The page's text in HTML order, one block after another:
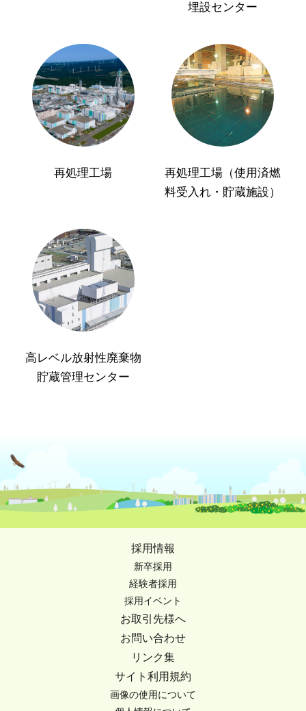
埋設センター
再処理工場
再処理工場（使用済燃
料受入れ・貯蔵施設）
高レベル放射性廃棄物
貯蔵管理センター
採用情報
新卒採用
経験者採用
採用イベント
お取引先様へ
お問い合わせ
リンク集
サイト利用規約
画像の使用について